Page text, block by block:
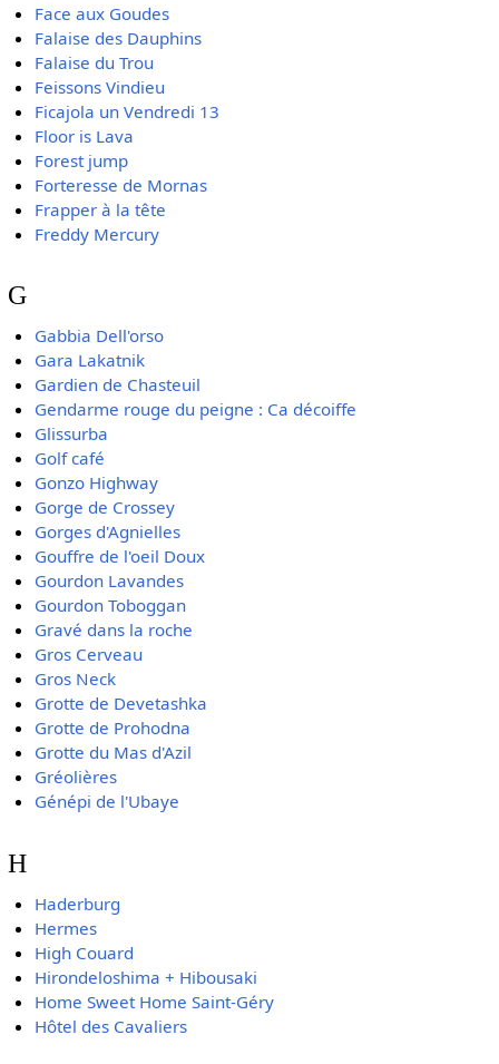
Face aux Goudes
Falaise des Dauphins
Falaise du Trou
Feissons Vindieu
Ficajola un Vendredi 13
Floor is Lava
Forest jump
Forteresse de Mornas
Frapper à la tête
Freddy Mercury
G
Gabbia Dell'orso
Gara Lakatnik
Gardien de Chasteuil
Gendarme rouge du peigne : Ca décoiffe
Glissurba
Golf café
Gonzo Highway
Gorge de Crossey
Gorges d'Agnielles
Gouffre de l'oeil Doux
Gourdon Lavandes
Gourdon Toboggan
Gravé dans la roche
Gros Cerveau
Gros Neck
Grotte de Devetashka
Grotte de Prohodna
Grotte du Mas d'Azil
Gréolières
Génépi de l'Ubaye
H
Haderburg
Hermes
High Couard
Hirondeloshima + Hibousaki
Home Sweet Home Saint-Géry
Hôtel des Cavaliers